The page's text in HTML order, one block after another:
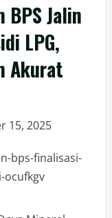
BPS Jalin
LPG,
Akurat
15, 2025